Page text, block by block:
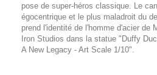
pose de super-héros classique. Le
égocentrique et le plus maladroit du
prend l'identité de l'homme d'acier de
Iron Studios dans la statue "Duffy
A New Legacy - Art Scale 1/10".